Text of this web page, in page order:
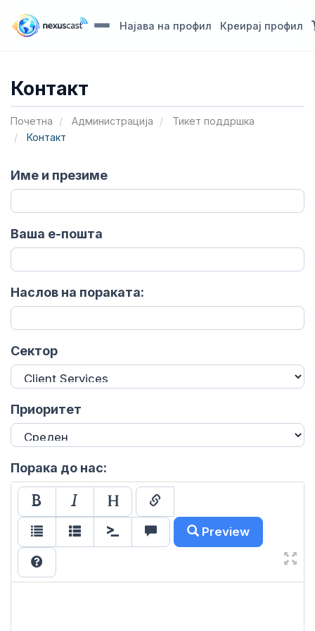
Најава на профил Креирај профил
Контакт
Почетна Администрација
Тикет поддршка
Контакт
Име и презиме
Ваша е-пошта
Наслов на пораката:
Сектор
Приоритет
Порака до нас:
Preview